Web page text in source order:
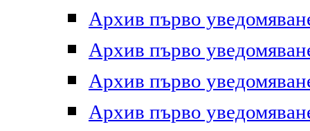
Архив първо
Архив първо
Архив първо
Архив първо